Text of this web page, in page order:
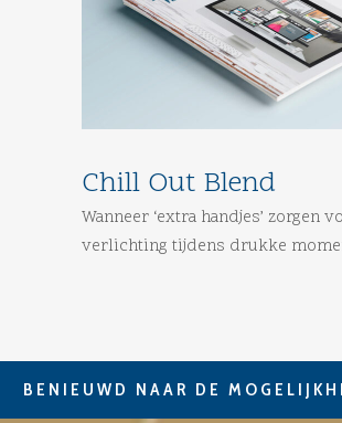
Chill Out Blend
Wanneer ‘extra handjes’ zorgen
verlichting tijdens drukke
BENIEUWD NAAR DE